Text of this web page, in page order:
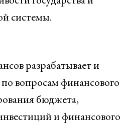
системы.
разрабатывает и
вопросам финансового
бюджета,
и финансового